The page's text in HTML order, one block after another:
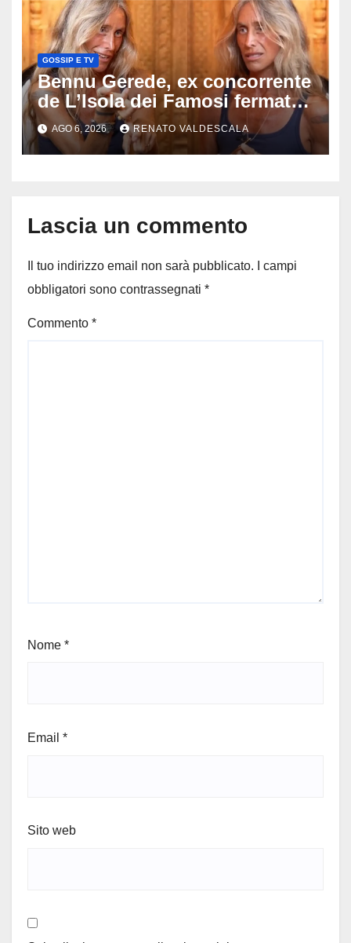
GOSSIP E TV
Bennu Gerede, ex concorrente
de L’Isola dei Famosi fermata
dopo una diretta: cosa ha
mostrato e perché ora rischia
un processo
AGO 6, 2026 RENATO VALDESCALA
Lascia un commento
Il tuo indirizzo email non sarà pubblicato.
I campi
obbligatori sono contrassegnati *
Commento *
Nome *
Email *
Sito web